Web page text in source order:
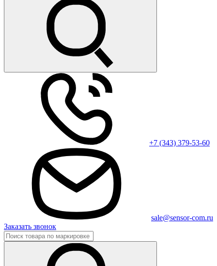
+7 (343) 379-53-60
sale@sensor-com.ru
Заказать звонок